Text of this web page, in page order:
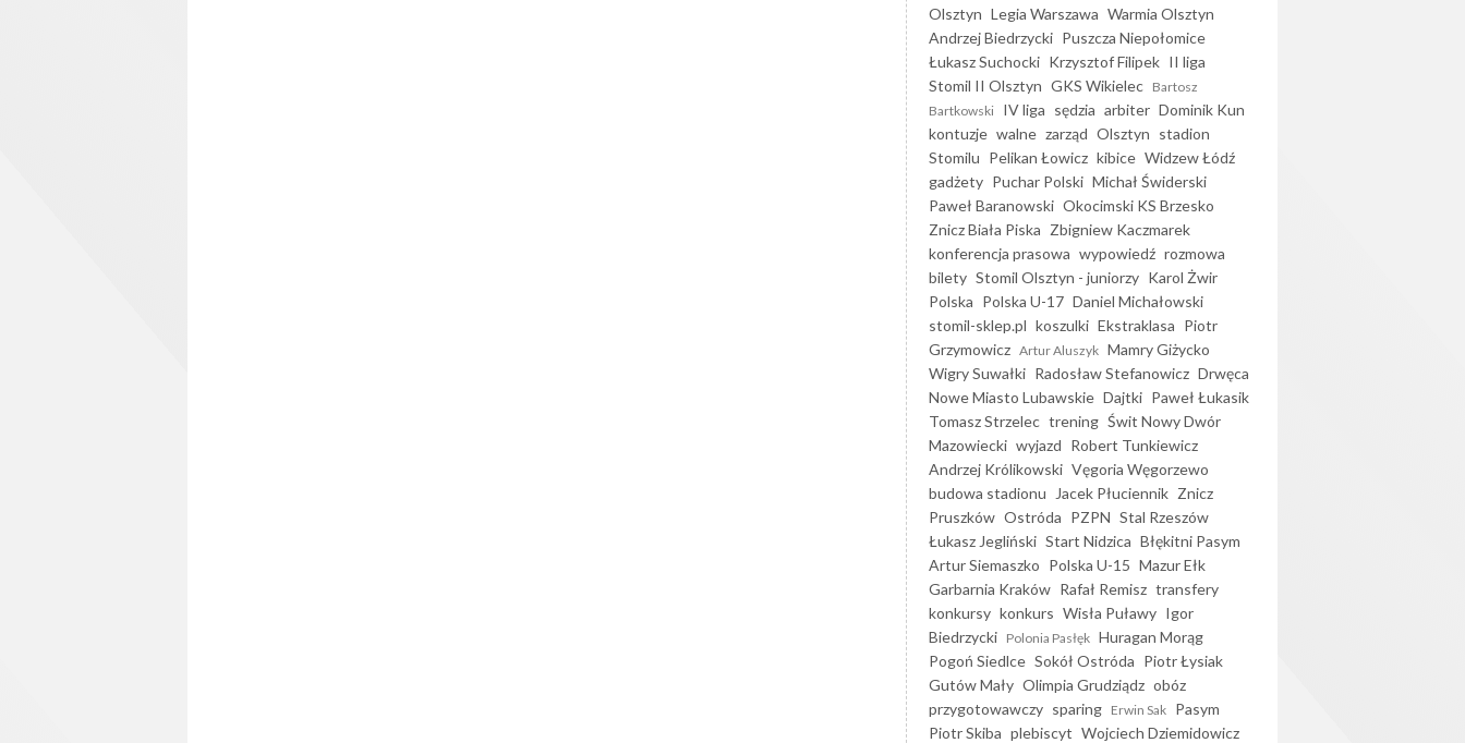
Olsztyn Legia Warszawa Warmia Olsztyn
Andrzej Biedrzycki Puszcza Niepołomice
Łukasz Suchocki Krzysztof Filipek II liga
Stomil II Olsztyn GKS Wikielec Bartosz
Bartkowski IV liga sędzia arbiter Dominik Kun
kontuzje walne zarząd Olsztyn stadion
Stomilu Pelikan Łowicz kibice Widzew Łódź
gadżety Puchar Polski Michał Świderski
Paweł Baranowski Okocimski KS Brzesko
Znicz Biała Piska Zbigniew Kaczmarek
konferencja prasowa wypowiedź rozmowa
bilety Stomil Olsztyn - juniorzy Karol Żwir
Polska Polska U-17 Daniel Michałowski
stomil-sklep.pl koszulki Ekstraklasa Piotr
Grzymowicz Artur Aluszyk Mamry Giżycko
Wigry Suwałki Radosław Stefanowicz Drwęca
Nowe Miasto Lubawskie Dajtki Paweł Łukasik
Tomasz Strzelec trening Świt Nowy Dwór
Mazowiecki wyjazd Robert Tunkiewicz
Andrzej Królikowski Vęgoria Węgorzewo
budowa stadionu
Jacek Płuciennik Znicz
Pruszków Ostróda PZPN Stal Rzeszów
Łukasz Jegliński Start Nidzica Błękitni Pasym
Artur Siemaszko Polska U-15 Mazur Ełk
Garbarnia Kraków Rafał Remisz transfery
konkursy konkurs Wisła Puławy Igor
Biedrzycki Polonia Pasłęk Huragan Morąg
Pogoń Siedlce Sokół Ostróda Piotr Łysiak
Gutów Mały Olimpia Grudziądz obóz
przygotowawczy sparing Erwin Sak Pasym
Piotr Skiba plebiscyt Wojciech Dziemidowicz